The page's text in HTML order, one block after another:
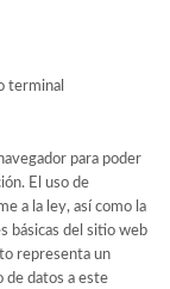
terminal
para poder
El uso de
a la ley, así como la
básicas del sitio web
representa un
de datos a este